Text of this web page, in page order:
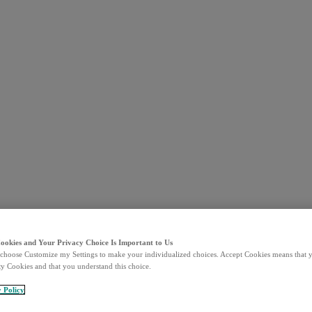
and Your Privacy Choice Is Important to Us
Customize my Settings to make your individualized choices. Accept Cookies means that
Cookies and that you understand this choice.
Policy